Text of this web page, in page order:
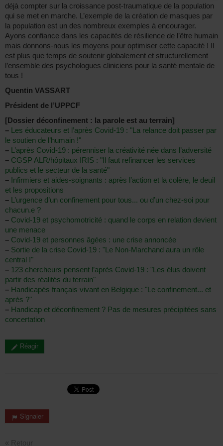
déjà compter sur la croissance post-traumatique de la population
qui se met en marche. L’exemple de la création de masques par
la population est un des nombreux exemples à encourager.
Ayons confiance dans les capacités de résilience de l’être humain
mais donnons-nous les moyens pour optimiser cette capacité ! Il
est plus que temps de soutenir globalement et structurellement
l’ensemble des psychologues cliniciens pour la santé mentale de
tous !
Quentin VASSART
Président de l’UPPCF
[Dossier déconfinement : la parole est au terrain]
– Les éducateurs et l’après Covid-19 : "La relance doit passer par
le soutien de l’humain !"
– L’après Covid-19 : pérenniser la créativité née dans l’adversité
– CGSP ALR/hôpitaux IRIS : "Il faut refinancer les services
publics et le secteur de la santé"
– Infirmiers et aides-soignants : après l’action et la colère, le deuil
et les propositions
– L’urgence d’un confinement pour tous... ou d’un chez-soi pour
chacun.e ?
– Covid-19 et psychomotricité : quand le corps en relation devient
une menace
– Covid-19 et personnes âgées : une crise annoncée
– Sortie de la crise Covid-19 : "Le Non-Marchand aura un rôle
central !"
– 123 chercheurs pensent l’après Covid-19 : "Les élus doivent
partir des réalités du terrain"
– Handicapés français vivant en Belgique : "Le confinement... et
après ?"
– Handicap et déconfinement ? Pas de mesures précipitées sans
concertation
Réagir
Signaler
« Retour